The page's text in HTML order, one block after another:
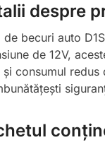
despre
de becuri auto
de 12V,
și consumul